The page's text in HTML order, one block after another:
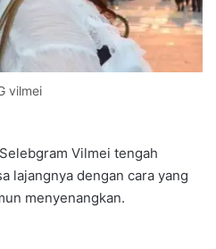
vilmei
Vilmei tengah
lajangnya dengan cara yang
menyenangkan.